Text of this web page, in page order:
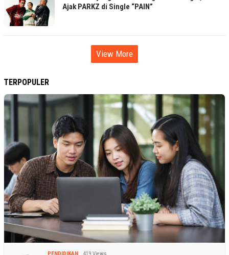
Mister Aloy Ingin Dekat dengan Pendengar, DNA
View More